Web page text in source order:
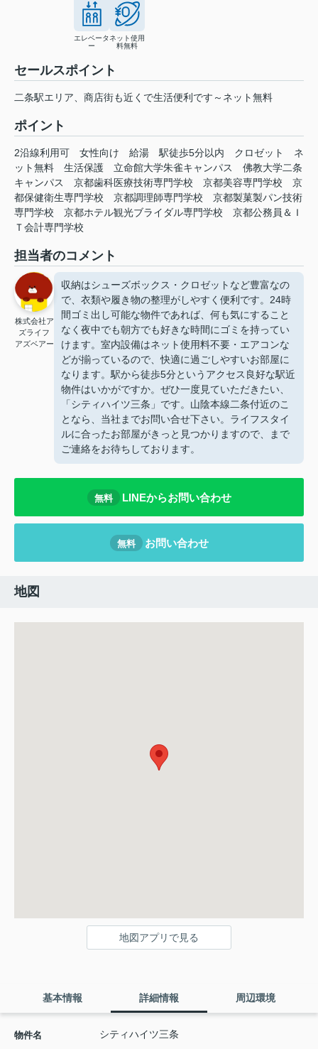
エレベータ
ー
ネット使用
料無料
セールスポイント
二条駅エリア、商店街も近くで生活便利です～ネット無料
ポイント
2沿線利用可 女性向け 給湯 駅徒歩5分以内 クロゼット
ネ
ット無料
生活保護 立命館大学朱雀キャンパス
佛教大学二条
キャンパス
京都歯科医療技術専門学校 京都美容専門学校
京
都保健衛生専門学校
京都調理師専門学校
京都製菓製パン技術
専門学校
京都ホテル観光ブライダル専門学校
京都公務員＆Ｉ
Ｔ会計専門学校
担当者のコメント
株式会社ア
ズライフ
アズベアー
収納はシューズボックス・クロゼットなど豊富なの
で、衣類や履き物の整理がしやすく便利です。24時
間ゴミ出し可能な物件であれば、何も気にすること
なく夜中でも朝方でも好きな時間にゴミを持ってい
けます。室内設備はネット使用料不要・エアコンな
どが揃っているので、快適に過ごしやすいお部屋に
なります。駅から徒歩5分というアクセス良好な駅近
物件はいかがですか。ぜひ一度見ていただきたい、
「シティハイツ三条」です。山陰本線二条付近のこ
となら、当社までお問い合せ下さい。ライフスタイ
ルに合ったお部屋がきっと見つかりますので、
まで
ご連絡をお待ちしております。
無料 LINEからお問い合わせ
無料 お問い合わせ
地図
地図アプリで見る
基本情報 詳細情報 周辺環境
物件名 シティハイツ三条